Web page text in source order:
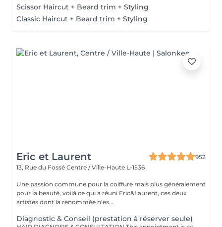
Scissor Haircut + Beard trim + Styling
Classic Haircut + Beard trim + Styling
Eric et Laurent
952
13, Rue du Fossé Centre / Ville-Haute L-1536
Une passion commune pour la coiffure mais plus généralement
pour la beauté, voilà ce qui a réuni Eric&Laurent, ces deux
artistes dont la renommée n'es...
Diagnostic & Conseil (prestation à réserver seule)